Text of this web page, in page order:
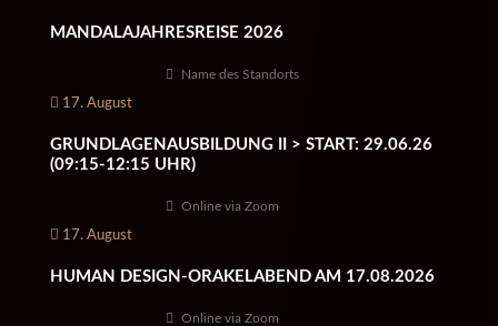
MANDALAJAHRESREISE 2026
Name des Standorts
17. August
GRUNDLAGENAUSBILDUNG II > START: 29.06.26
(09:15-12:15 UHR)
Online via Zoom
17. August
HUMAN DESIGN-ORAKELABEND AM 17.08.2026
Online via Zoom